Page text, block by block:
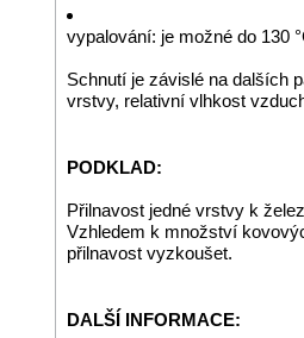
vypalování: je možné do 130
Schnutí je závislé na dalších
vrstvy, relativní vlhkost
PODKLAD:
Přilnavost jedné vrstvy k
Vzhledem k množství
přilnavost vyzkoušet.
DALŠÍ INFORMACE: